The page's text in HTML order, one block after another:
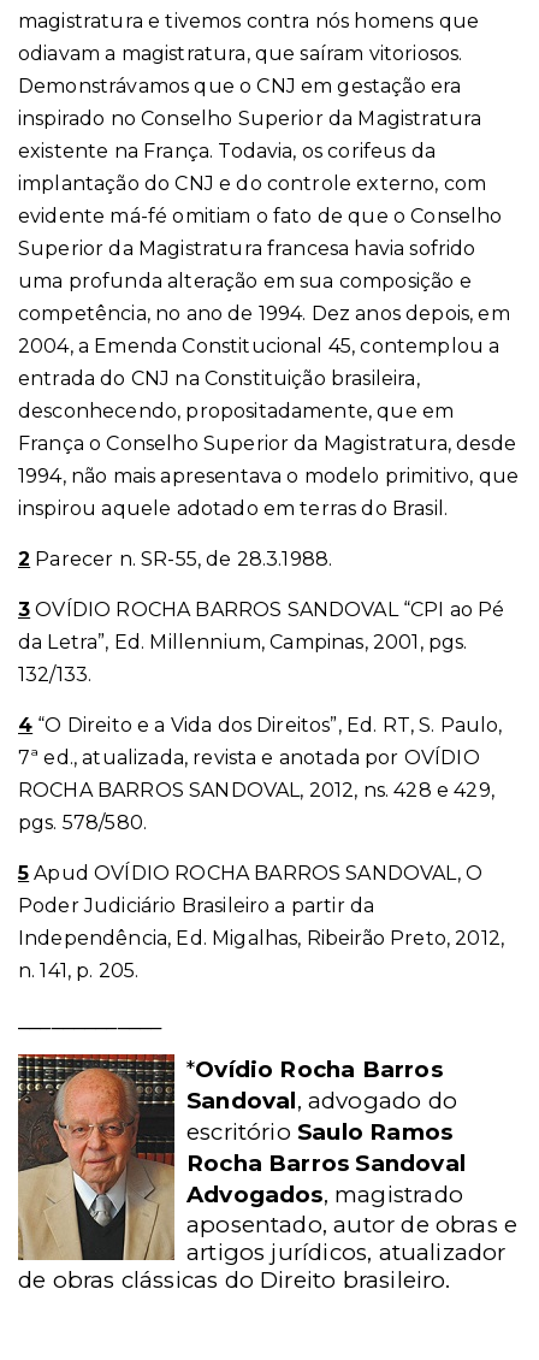
magistratura e tivemos contra nós homens que
odiavam a magistratura, que saíram vitoriosos.
Demonstrávamos que o CNJ em gestação era
inspirado no Conselho Superior da Magistratura
existente na França. Todavia, os corifeus da
implantação do CNJ e do controle externo, com
evidente má-fé omitiam o fato de que o Conselho
Superior da Magistratura francesa havia sofrido
uma profunda alteração em sua composição e
competência, no ano de 1994. Dez anos depois, em
2004, a Emenda Constitucional 45, contemplou a
entrada do CNJ na Constituição brasileira,
desconhecendo, propositadamente, que em
França o Conselho Superior da Magistratura, desde
1994, não mais apresentava o modelo primitivo, que
inspirou aquele adotado em terras do Brasil.
2 Parecer n. SR-55, de 28.3.1988.
3 OVÍDIO ROCHA BARROS SANDOVAL “CPI ao Pé
da Letra”, Ed. Millennium, Campinas, 2001, pgs.
132/133.
4 “O Direito e a Vida dos Direitos”, Ed. RT, S. Paulo,
7ª ed., atualizada, revista e anotada por OVÍDIO
ROCHA BARROS SANDOVAL, 2012, ns. 428 e 429,
pgs. 578/580.
5 Apud OVÍDIO ROCHA BARROS SANDOVAL, O
Poder Judiciário Brasileiro a partir da
Independência, Ed. Migalhas, Ribeirão Preto, 2012,
n. 141, p. 205.
*Ovídio Rocha Barros
Sandoval, advogado do
escritórioSaulo Ramos
Rocha Barros Sandoval
Advogados, magistrado
aposentado, autor de obras e
artigos jurídicos, atualizador
de obras clássicas do Direito brasileiro.